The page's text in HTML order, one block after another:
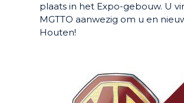
plaats in het Expo-gebouw. U
MGTTO aanwezig om u en
Houten!